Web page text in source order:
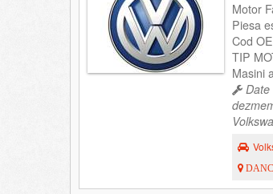
Motor
Piesa
Cod
TIP
Masini
Date